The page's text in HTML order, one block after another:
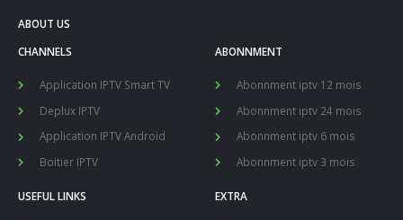
ABOUT US
CHANNELS
Application IPTV Smart TV
Deplux IPTV
Application IPTV Android
Boitier IPTV
ABONNMENT
Abonnment iptv 12 mois
Abonnment iptv 24 mois
Abonnment iptv 6 mois
Abonnment iptv 3 mois
USEFUL LINKS EXTRA